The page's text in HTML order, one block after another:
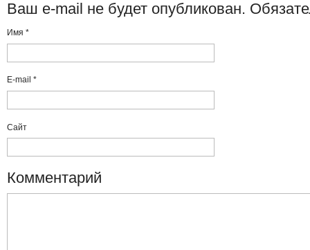
Ваш e-mail не будет опубликован.
Имя *
E-mail *
Сайт
Комментарий